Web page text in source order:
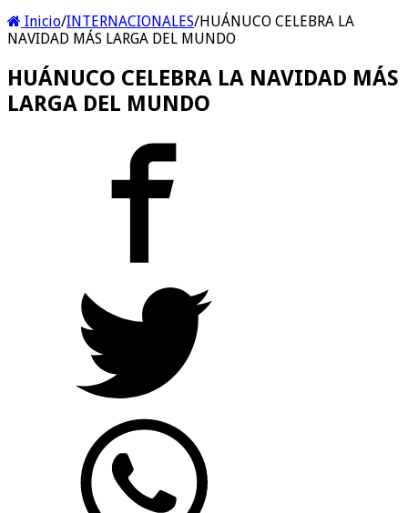
Inicio/INTERNACIONALES/HUÁNUCO CELEBRA LA
NAVIDAD MÁS LARGA DEL MUNDO
HUÁNUCO CELEBRA LA NAVIDAD MÁS
LARGA DEL MUNDO